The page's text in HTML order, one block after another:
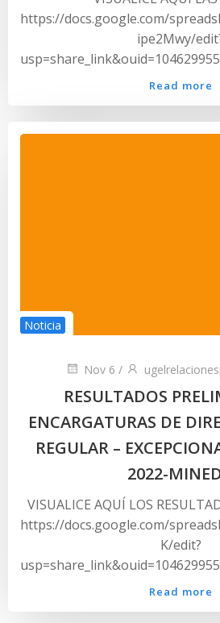
https://docs.google.com/
ipe2Mwy/
Read more
Noticia
Nov 6 /
RESULTADOS
ENCARGATURAS DE
REGULAR –
2022-
VISUALICE AQUÍ LOS
https://docs.google.com/
K/edit?
Read more